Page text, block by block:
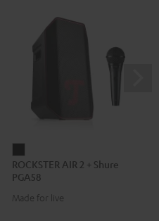
AIR
2
+
ROCKSTER AIR 2 + Shure
PGA58
Made for live